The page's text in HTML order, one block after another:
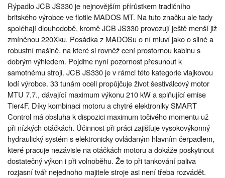
Rýpadlo JCB JS330 je nejnovějším přírůstkem tradičního
britského výrobce ve flotile MADOS MT. Na tuto značku ale tady
spoléhají dlouhodobě, kromě JCB JS330 provozují ještě menší již
zmíněnou 220Xku. Posádka z MADOSu o ní mluví jako o silné a
robustní mašině, na které si rovněž cení prostornou kabinu s
dobrým výhledem. Pojďme nyní pozornost přesunout k
samotnému stroji. JCB JS330 je v rámci této kategorie vlajkovou
lodí výrobce. 33 tunám oceli propůjčuje život šestiválcový motor
MTU 7.7., dávající maximum výkonu 210 kW a splňující emise
Tier4F. Díky kombinaci motoru a chytré elektroniky SMART
Control má obsluha k dispozici maximum točivého momentu už
při nízkých otáčkách. Účinnost při práci zajišťuje vysokovýkonný
hydraulický systém s elektronicky ovládaným hlavním čerpadlem,
které pracuje nezávisle na otáčkách motoru a dokáže poskytnout
dostatečný výkon i při volnoběhu. Že to při tankování paliva
rozjasní tvář nejednoho majitele stroje asi není třeba rozvádět.